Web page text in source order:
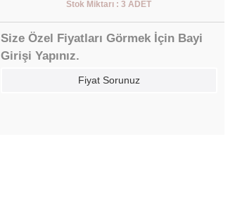
Stok Miktarı : 3 ADET
Size Özel Fiyatları Görmek İçin Bayi
Girişi Yapınız.
Fiyat Sorunuz